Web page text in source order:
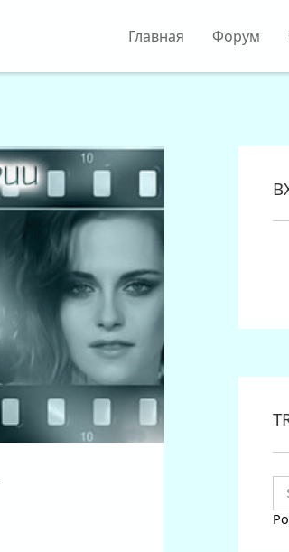
Главная Форум